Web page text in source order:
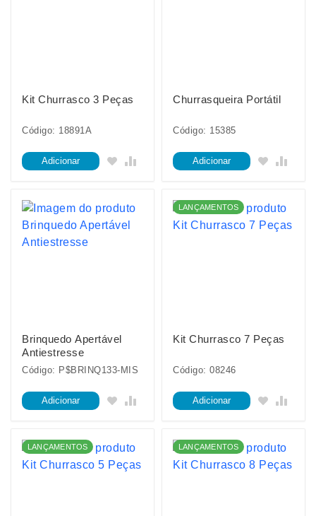
Kit Churrasco 3 Peças
Código: 18891A
Adicionar
Churrasqueira Portátil
Código: 15385
Adicionar
Brinquedo Apertável
Antiestresse
Código: P$BRINQ133-MIS
Adicionar
LANÇAMENTOS
Kit Churrasco 7 Peças
Código: 08246
Adicionar
LANÇAMENTOS LANÇAMENTOS